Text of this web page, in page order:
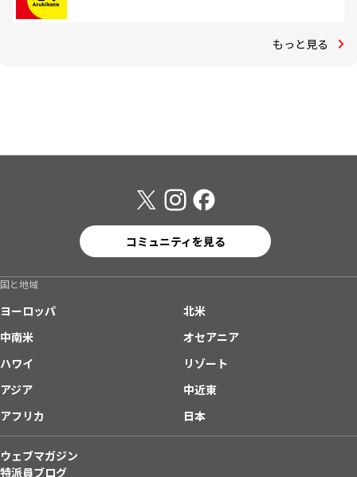
もっと見る
コミュニティを見る
国と地域
ヨーロッパ
北米
中南米
オセアニア
ハワイ
リゾート
アジア
中近東
アフリカ
日本
ウェブマガジン
特派員ブログ